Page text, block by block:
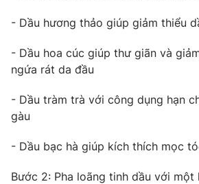
- Dầu hương thảo giúp giảm thiểu
- Dầu hoa cúc giúp thư giãn và
ngứa rát da đầu
- Dầu tràm trà với công dụng hạn
gàu
- Dầu bạc hà giúp kích thích mọc
Bước 2: Pha loãng tinh dầu với một